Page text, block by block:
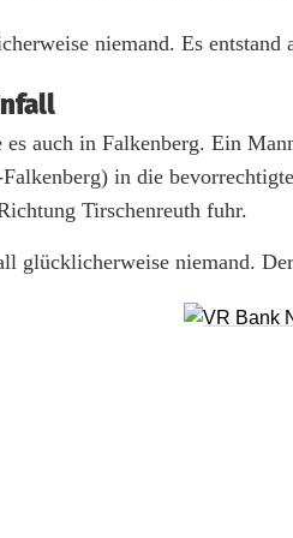
niemand. Es entstand
auch in Falkenberg. Ein
in die
Tirschenreuth fuhr.
glücklicherweise niemand.